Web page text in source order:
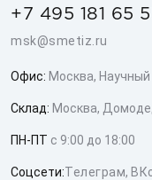
+7 495 181 65
msk@smetiz.ru
Офис: Москва,
Склад: Москва,
ПН-ПТ с 9:00 до 18:00
Соцсети:Телеграм,